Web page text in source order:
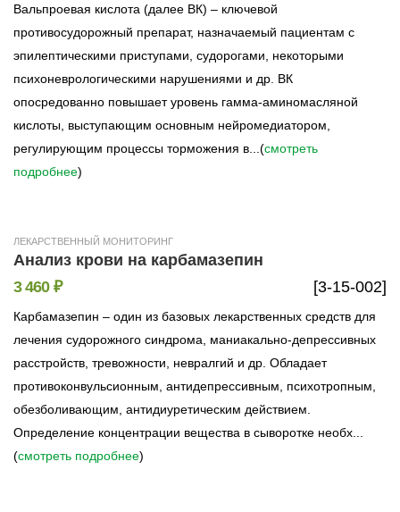
Вальпроевая кислота (далее ВК) – ключевой
противосудорожный препарат, назначаемый пациентам с
эпилептическими приступами, судорогами, некоторыми
психоневрологическими нарушениями и др. ВК
опосредованно повышает уровень гамма-аминомасляной
кислоты, выступающим основным нейромедиатором,
регулирующим процессы торможения в...(смотреть
подробнее)
ЛЕКАРСТВЕННЫЙ МОНИТОРИНГ
Анализ крови на карбамазепин
[3-15-002]
3 460 ₽
Карбамазепин – один из базовых лекарственных средств для
лечения судорожного синдрома, маниакально-депрессивных
расстройств, тревожности, невралгий и др. Обладает
противоконвульсионным, антидепрессивным, психотропным,
обезболивающим, антидиуретическим действием.
Определение концентрации вещества в сыворотке необх...
(смотреть подробнее)